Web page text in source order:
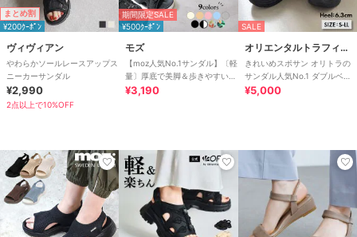
まとめ割
¥200ｸｰﾎﾟﾝ
ヴィヴィアン
やわらかソールレースアップス
ニーカーサンダル
¥2,990
2点以上で10%OFF
期間限定SALE
¥500ｸｰﾎﾟﾝ
モズ
【moz人気No.1サンダル】〔軽
量〕厚底で美脚＆歩きやすい！
疲れにくいフィット感のスポー
¥3,190
SALE
オリエンタルトラフィック
きれいめスポサン オリトラの
サンダル人気No.1 ダブルベル
ト スポーツサンダル /42207
¥5,000